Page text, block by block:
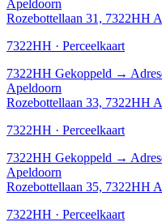
Apeldoorn
Rozebottellaan 31, 7322HH
7322HH · Perceelkaart
7322HH Gekoppeld →
Apeldoorn
Rozebottellaan 33, 7322HH
7322HH · Perceelkaart
7322HH Gekoppeld →
Apeldoorn
Rozebottellaan 35, 7322HH
7322HH · Perceelkaart